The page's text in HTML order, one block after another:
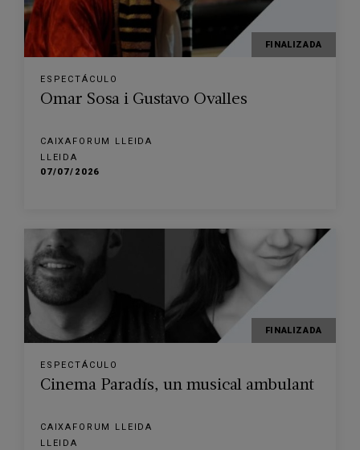
FINALIZADA
ESPECTÁCULO
Omar Sosa i Gustavo Ovalles
CAIXAFORUM LLEIDA
LLEIDA
07/07/2026
FINALIZADA
ESPECTÁCULO
Cinema Paradís, un musical ambulant
CAIXAFORUM LLEIDA
LLEIDA